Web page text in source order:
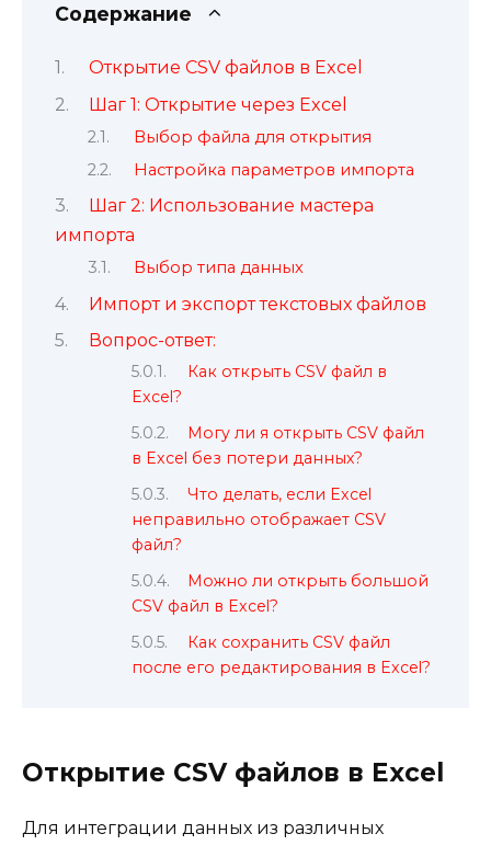
Содержание
Открытие CSV файлов в Excel
Шаг 1: Открытие через Excel
Выбор файла для открытия
Настройка параметров импорта
Шаг 2: Использование мастера
импорта
Выбор типа данных
Импорт и экспорт текстовых файлов
Вопрос-ответ:
Как открыть CSV файл в
Excel?
Могу ли я открыть CSV файл
в Excel без потери данных?
Что делать, если Excel
неправильно отображает CSV
файл?
Можно ли открыть большой
CSV файл в Excel?
Как сохранить CSV файл
после его редактирования в Excel?
Открытие CSV файлов в Excel
Для интеграции данных из различных